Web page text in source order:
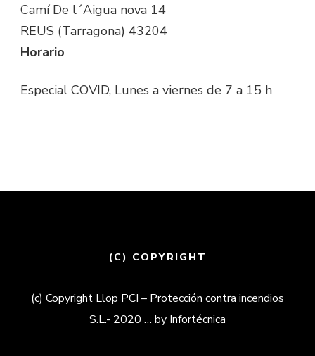
Camí De l´Aigua nova 14
REUS (Tarragona) 43204
Horario
Especial COVID, Lunes a viernes de 7 a 15 h
(C) COPYRIGHT
(c) Copyright Llop PCI – Protección contra incendios
S.L.- 2020 … by Infortécnica